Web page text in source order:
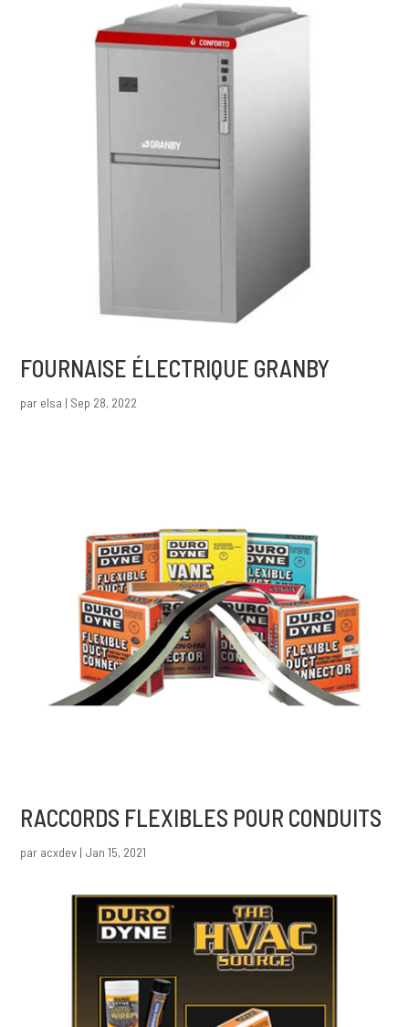
FOURNAISE ÉLECTRIQUE GRANBY
par elsa | Sep 28, 2022
RACCORDS FLEXIBLES POUR CONDUITS
par acxdev | Jan 15, 2021